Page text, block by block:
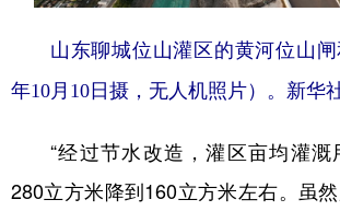
山东聊城位山灌区的黄河位山
年10月10日摄，无人机照片）。 新华
“经过节水改造，灌区亩均灌溉
280立方米降到160立方米左右。虽